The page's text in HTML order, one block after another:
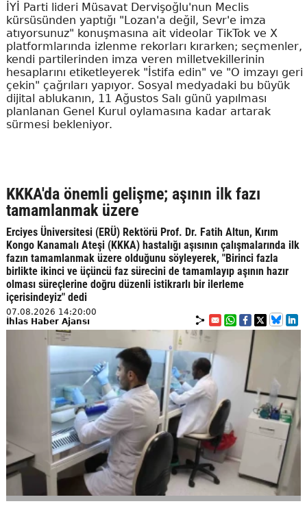
İYİ Parti lideri Müsavat Dervişoğlu'nun Meclis
kürsüsünden yaptığı "Lozan'a değil, Sevr'e imza
atıyorsunuz" konuşmasına ait videolar TikTok ve X
platformlarında izlenme rekorları kırarken; seçmenler,
kendi partilerinden imza veren milletvekillerinin
hesaplarını etiketleyerek "İstifa edin" ve "O imzayı geri
çekin" çağrıları yapıyor. Sosyal medyadaki bu büyük
dijital ablukanın, 11 Ağustos Salı günü yapılması
planlanan Genel Kurul oylamasına kadar artarak
sürmesi bekleniyor.
KKKA'da önemli gelişme; aşının ilk fazı
tamamlanmak üzere
Erciyes Üniversitesi (ERÜ) Rektörü Prof. Dr. Fatih Altun, Kırım
Kongo Kanamalı Ateşi (KKKA) hastalığı aşısının çalışmalarında ilk
fazın tamamlanmak üzere olduğunu söyleyerek, "Birinci fazla
birlikte ikinci ve üçüncü faz sürecini de tamamlayıp aşının hazır
olması süreçlerine doğru düzenli istikrarlı bir ilerleme
içerisindeyiz" dedi
07.08.2026 14:20:00
İhlas Haber Ajansı